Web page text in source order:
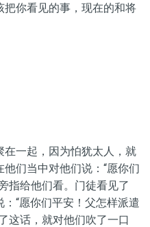
你看见的事，现在的和将
一起，因为怕犹太人，就
们当中对他们说：“愿你们
指给他们看。门徒看见了
“愿你们平安！父怎样派遣
这话，就对他们吹了一口